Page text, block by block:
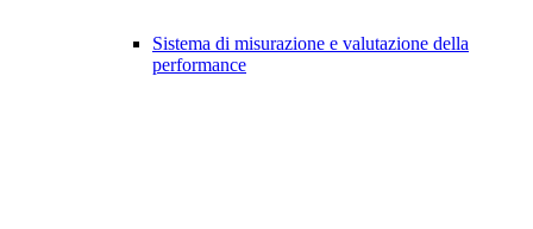
Sistema di misurazione e valutazione della
performance